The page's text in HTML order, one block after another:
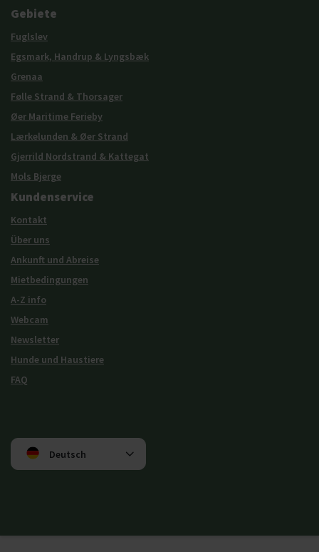
Gebiete
Fuglslev
Egsmark, Handrup & Lyngsbæk
Grenaa
Følle Strand & Thorsager
Øer Maritime Ferieby
Lærkelunden & Øer Strand
Gjerrild Nordstrand & Kattegat
Mols Bjerge
Kundenservice
Kontakt
Über uns
Ankunft und Abreise
Mietbedingungen
A-Z info
Webcam
Newsletter
Hunde und Haustiere
FAQ
Deutsch